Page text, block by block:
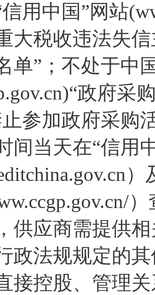
用中国”网站
大税收违法失
单”；不处于中
政府采
参加政府采购
间当天在“信用
供应商需提供
政法规规定的
接控股、管理